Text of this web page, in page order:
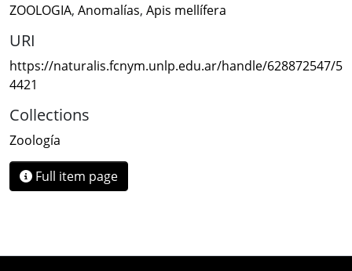
ZOOLOGIA, Anomalías, Apis mellífera
URI
https://naturalis.fcnym.unlp.edu.ar/handle/628872547/5
4421
Collections
Zoología
Full item page